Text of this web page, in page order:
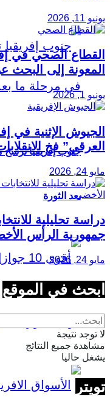
جنوب إفريقيا ترسخ
بعد الثورة
أقوى 10 جوازات سفر في إفريقيا لعام 2026
يونيو 11, 2026
القطاع الصحي في
المعونة إلى البحث
يونيو 1, 2026
الجيوش الإثنية في
العرقي” فخ
مايو 24, 2026
جمهورية الرأس
مايو 24, 2026
ابحث في الموقع
لا توجد نتيجة
مشاهدة جميع النتائج
يشغل حاليا
تويتر